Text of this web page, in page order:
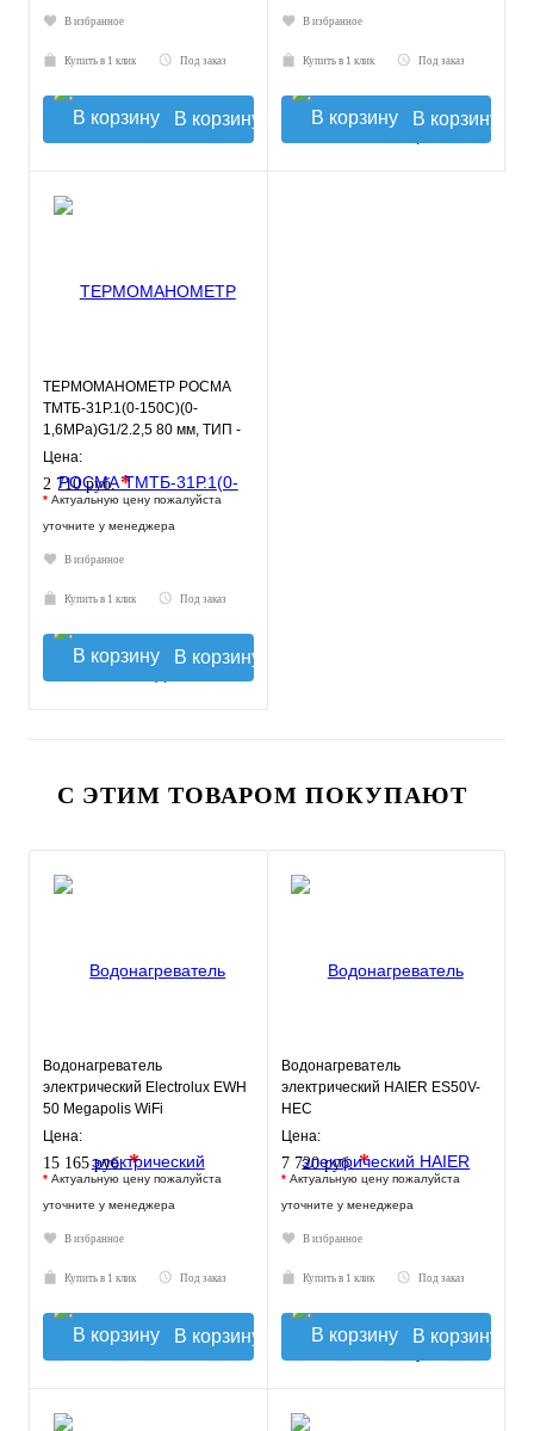
В избранное
Купить в 1 клик Под заказ
В корзину
В избранное
Купить в 1 клик Под заказ
В корзину
ТЕРМОМАНОМЕТР РОСМА
ТМТБ-31Р.1(0-150С)(0-
1,6MPa)G1/2.2,5 80 мм, ТИП -
ТМТБ-31Р, температура: 0-
150С
Цена:
2 710 руб.*
* Актуальную цену пожалуйста
уточните у менеджера
В избранное
Купить в 1 клик Под заказ
В корзину
С ЭТИМ ТОВАРОМ ПОКУПАЮТ
Водонагреватель
электрический Electrolux EWH
50 Megapolis WiFi
Цена:
15 165 руб.*
* Актуальную цену пожалуйста
уточните у менеджера
В избранное
Купить в 1 клик Под заказ
В корзину
Водонагреватель
электрический HAIER ES50V-
HEC
Цена:
7 720 руб.*
* Актуальную цену пожалуйста
уточните у менеджера
В избранное
Купить в 1 клик Под заказ
В корзину